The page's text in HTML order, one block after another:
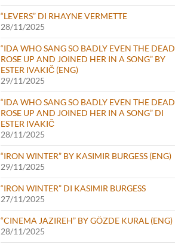
“LEVERS” DI RHAYNE VERMETTE
28/11/2025
“IDA WHO SANG SO BADLY EVEN THE DEAD
ROSE UP AND JOINED HER IN A SONG” BY
ESTER IVAKIČ (ENG)
29/11/2025
“IDA WHO SANG SO BADLY EVEN THE DEAD
ROSE UP AND JOINED HER IN A SONG” DI
ESTER IVAKIČ
28/11/2025
“IRON WINTER” BY KASIMIR BURGESS (ENG)
29/11/2025
“IRON WINTER” DI KASIMIR BURGESS
27/11/2025
“CINEMA JAZIREH” BY GÖZDE KURAL (ENG)
28/11/2025